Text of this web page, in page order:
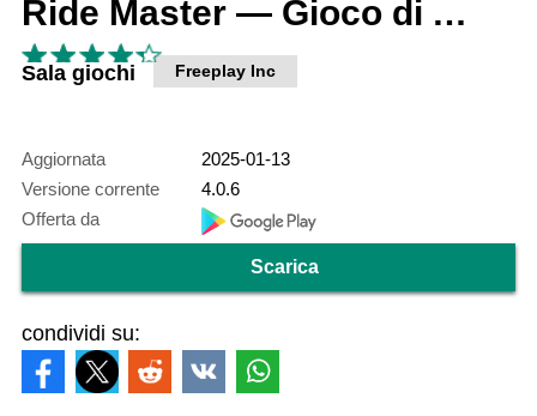
Ride Master — Gioco di Auto
Sala giochi Freeplay Inc
Aggiornata
2025-01-13
Versione corrente
4.0.6
Offerta da
Scarica
condividi su: